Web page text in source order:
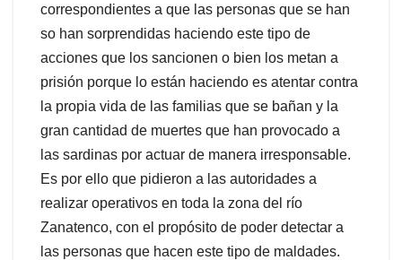
correspondientes a que las personas que se han
so han sorprendidas haciendo este tipo de
acciones que los sancionen o bien los metan a
prisión porque lo están haciendo es atentar contra
la propia vida de las familias que se bañan y la
gran cantidad de muertes que han provocado a
las sardinas por actuar de manera irresponsable.
Es por ello que pidieron a las autoridades a
realizar operativos en toda la zona del río
Zanatenco, con el propósito de poder detectar a
las personas que hacen este tipo de maldades.